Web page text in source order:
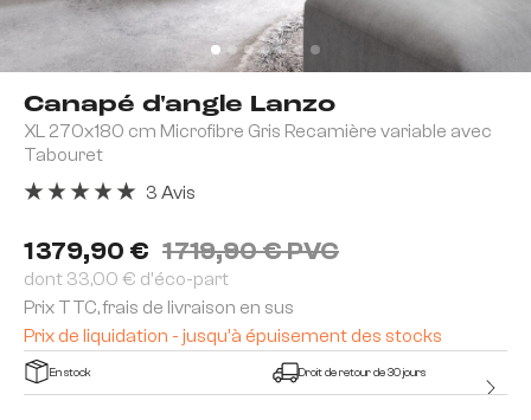
Canapé d'angle Lanzo
XL 270x180 cm Microfibre Gris Recamière variable avec
Tabouret
1 379,90 € 1 719,90 € PVC
dont 33,00 € d'éco-part
Prix TTC, frais de livraison en sus
Prix de liquidation - jusqu'à épuisement des stocks
3 Avis
En stock Droit de retour de 30 jours